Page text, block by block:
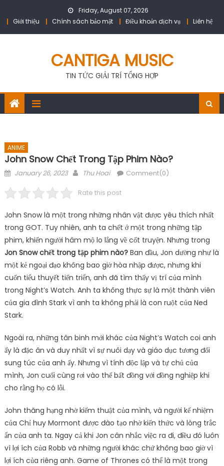
Friday, August 07, 2026
Giới thiệu
Chính sách bảo mật Điều khoản dịch vụ Liên hệ
CANTIGA MUSIC
TIN TỨC GIẢI TRÍ TỔNG HỢP
ANIME
John Snow Chết Trong Tập Phim Nào?
Posted
January 26, 2023 Author
Thu Hoai Comment(0)
Rate this post
John Snow là một trong những nhân vật được yêu thích nhất
trong GOT. Tuy nhiên, anh ta chết ở một trong những tập
phim, khiến người hâm mộ lo lắng về cốt truyện. Nhưng trong
Jon Snow chết trong tập phim nào?Ban đầu, Jon dường như là
một kẻ ngoại đạo không bao giờ hòa nhập được, nhưng khi
cuốn tiểu thuyết tiến triển, anh đã tìm thấy vị trí của mình
trong Night’s Watch. Anh ta không thực sự là một thành viên
của gia đình Stark vì anh ta không phải là con ruột của Ned
Stark.
Ngoài ra, những tân binh mới khác của Night’s Watch coi anh
ấy là đặc ân và duy nhất vì sự nuôi dạy và giáo dục tương đối
sung túc của anh ấy. Nhưng vì tính độc lập và tự chủ của
mình, Jon cuối cùng rơi vào thế bất đồng với đồng nghiệp khi
cho rằng họ có lỗi.
John thăng hạng nhờ kiếm thuật của mình, và người kế nhiệm
của Chỉ huy Mormont được đào tạo nhờ kiến ​​thức và lòng trắc
ẩn của anh ta. Ngay cả khi Jon cân nhắc việc ra đi, điều đó luôn
vì lợi ích của Robb và những người khác chứ không bao giờ vì
lợi ích của riêng anh. Game of Thrones có thể là một trong